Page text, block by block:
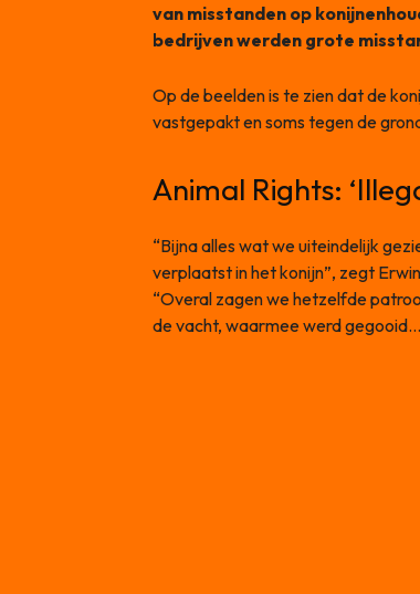
van misstanden op
bedrijven werden grote
Op de beelden is te zien dat de
vastgepakt en soms tegen de
Animal Rights:
“Bijna alles wat we uiteindelijk
verplaatst in het konijn”, zegt
“Overal zagen we hetzelfde
de vacht, waarmee werd